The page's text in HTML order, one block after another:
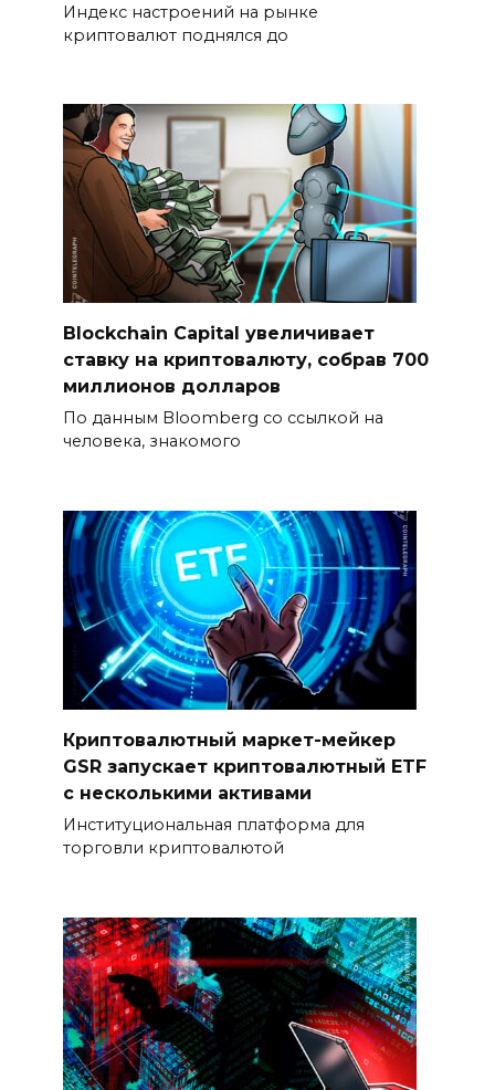
Индекс настроений на рынке
криптовалют поднялся до
Blockchain Capital увеличивает
ставку на криптовалюту, собрав 700
миллионов долларов
По данным Bloomberg со ссылкой на
человека, знакомого
Криптовалютный маркет-мейкер
GSR запускает криптовалютный ETF
с несколькими активами
Институциональная платформа для
торговли криптовалютой